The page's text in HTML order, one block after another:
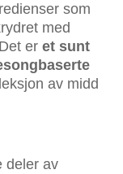
som
med
er et sunt
av midd
deler av